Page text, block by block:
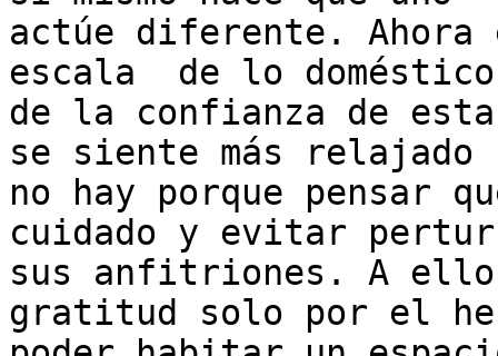
actúe diferente. Ahora
escala  de lo
de la confianza de
se siente más relajado
no hay porque pensar
cuidado y evitar
sus anfitriones. A
gratitud solo por el